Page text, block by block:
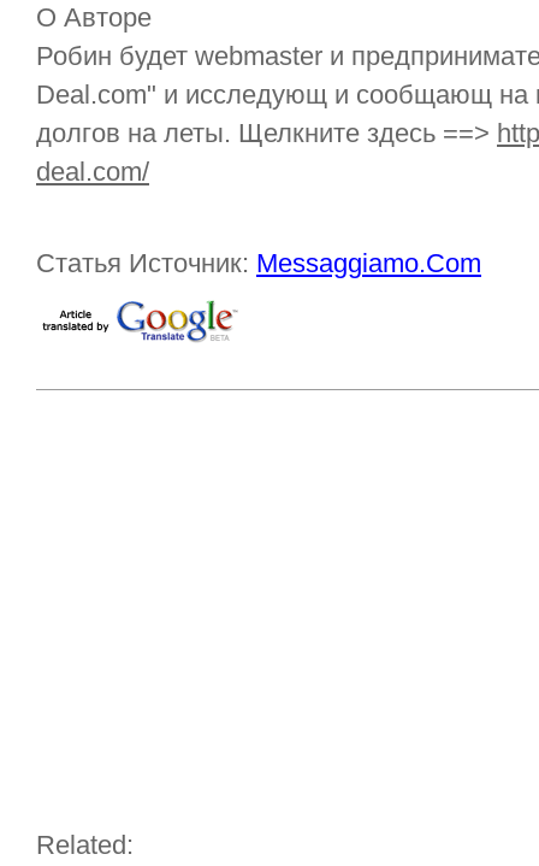
О Авторе
Робин будет webmaster и
Deal.com" и исследующ и сообщающ на
долгов на леты. Щелкните здесь ==>
deal.com/
Статья Источник: Messaggiamo.Com
Related: